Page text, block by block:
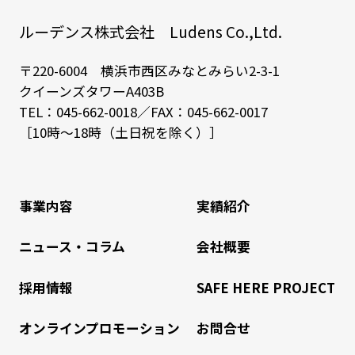
ルーデンス株式会社 Ludens Co.,Ltd.
〒220-6004 横浜市西区みなとみらい2-3-1
クイーンズタワーA403B
TEL： 045-662-0018／FAX：045-662-0017
［10時～18時（土日祝を除く）］
事業内容 実績紹介
ニュース・コラム 会社概要
採用情報 SAFE HERE PROJECT
オンラインプロモーション お問合せ